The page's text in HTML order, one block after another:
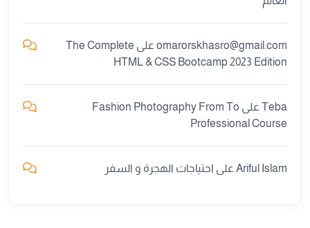
omarorskhasro@gmail.com على The Complete
HTML & CSS Bootcamp 2023 Edition
Teba على Fashion Photography From To
Professional Course
Ariful Islam على احتياجات الهجرة و السفر